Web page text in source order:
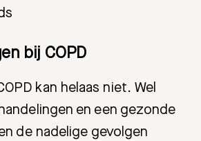
bij COPD
kan helaas niet. Wel
en een gezonde
de nadelige gevolgen